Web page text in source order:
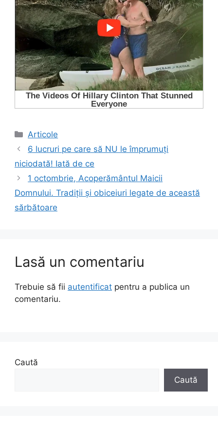
Categorii
Articole
6 lucruri pe care să NU le împrumuți
niciodată! Iată de ce
1 octombrie, Acoperământul Maicii
Domnului. Tradiţii şi obiceiuri legate de această
sărbătoare
Lasă un comentariu
Trebuie să fii autentificat pentru a publica un
comentariu.
Caută
Caută